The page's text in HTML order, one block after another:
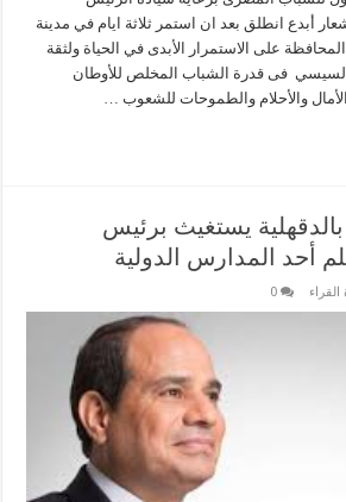
أبدع انطلق بعد ان استمر ثلاثة ايام في مدينة
على الاستمرار الأبدى في الحياة ولثقة
السيسي فى قدرة الشباب المخلص للأوطان
والأحلام والطموحات للشعوب …
يستغيث برئيس
أحد المدارس الدولية
القراء 0